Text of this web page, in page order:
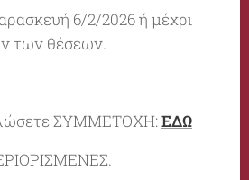
6/2/2026 ή μέχρι
των θέσεων.
ΣΥΜΜΕΤΟΧΗ:ΕΔΩ